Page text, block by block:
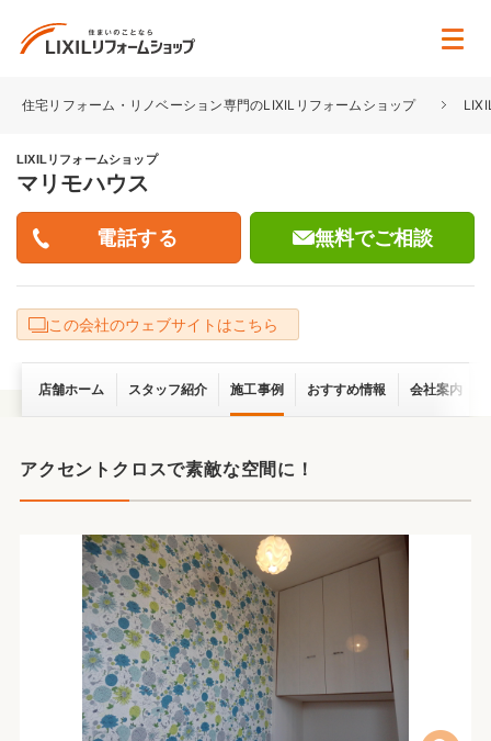
住宅リフォーム・リノベーション専門のLIXILリフォームショップ
LIXILリフォームショップ
マリモハウス
無料でご相談
この会社のウェブサイトはこちら
店舗ホーム スタッフ紹介 施工事例 おすすめ情報 会社案内
アクセントクロスで素敵な空間に！